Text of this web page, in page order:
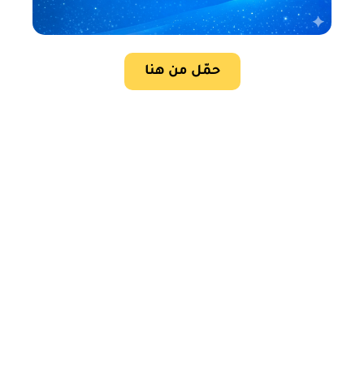
حمّل من هنا